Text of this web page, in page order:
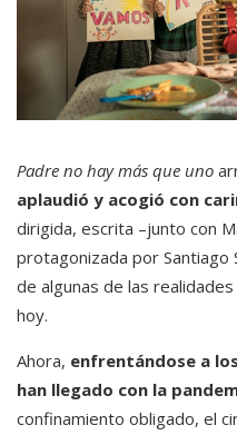
Padre no hay más que uno
aplaudió y acogió con
dirigida, escrita –junto con
protagonizada por Santiago
de algunas de las
hoy.
Ahora, enfrentándose a
han llegado con la
confinamiento obligado, el